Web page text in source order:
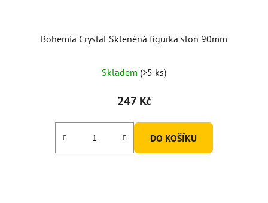
Bohemia Crystal Skleněná figurka slon 90mm
Skladem (>5 ks)
247 Kč
DO KOŠÍKU